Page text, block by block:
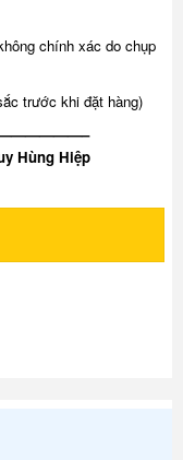
chính xác do chụp
trước khi đặt hàng)
Hùng Hiệp